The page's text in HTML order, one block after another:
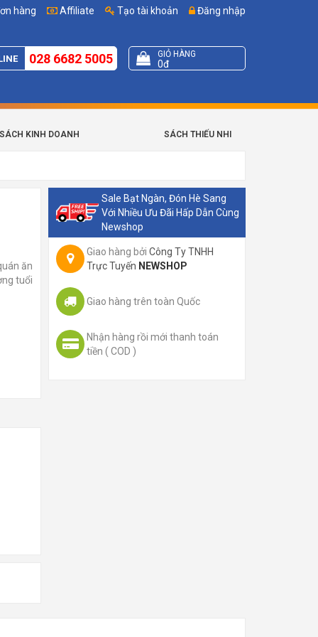
Affiliate Tạo tài khoản Đăng nhập
hàng
028 6682 5005 GIỎ HÀNG
0đ
SÁCH KINH DOANH SÁCH THIẾU NHI
ăn
tuổi
Sale Bạt Ngàn, Đón Hè Sang
Với Nhiều Ưu Đãi Hấp Dẫn Cùng
Newshop
Giao hàng bởiCông Ty TNHH
Trực Tuyến NEWSHOP
Giao hàng trên toàn Quốc
Nhận hàng rồi mới thanh toán
tiền ( COD )